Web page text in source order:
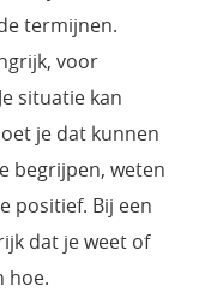
termijnen.
voor
situatie kan
je dat kunnen
begrijpen, weten
positief. Bij een
dat je weet of
hoe.